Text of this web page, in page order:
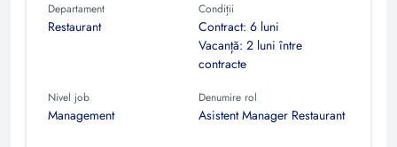
Departament
Restaurant
Condiții
Contract: 6 luni
Vacanță: 2 luni între
contracte
Nivel job
Management
Denumire rol
Asistent Manager Restaurant